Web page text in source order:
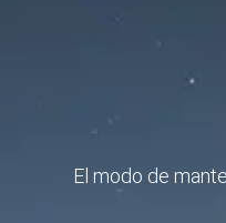
El modo de